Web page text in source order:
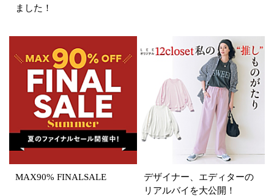
ました！
MAX90% FINALSALE
デザイナー、エディターの
リアルバイを大公開！